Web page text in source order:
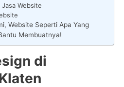
Website
Website Seperti Apa Yang
Membuatnya!
di